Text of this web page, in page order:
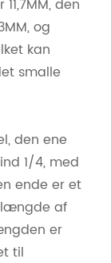
den
og
kan
smalle
den ene
1/4, med
ende er et
længde af
er
til